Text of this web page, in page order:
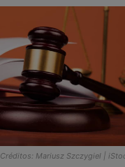
Créditos: Mariusz Szczygiel |